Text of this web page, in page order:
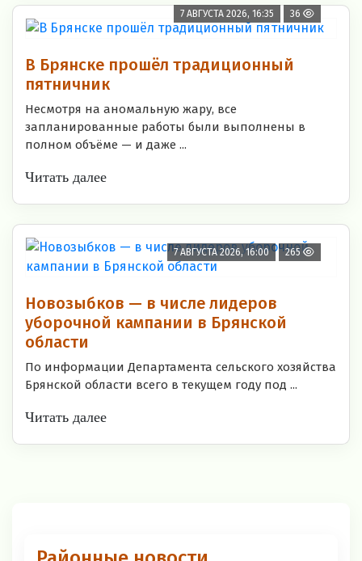
7 АВГУСТА 2026, 16:35 36
В Брянске прошёл традиционный
пятничник
Несмотря на аномальную жару, все
запланированные работы были выполнены в
полном объёме — и даже ...
Читать далее
7 АВГУСТА 2026, 16:00 265
Новозыбков — в числе лидеров
уборочной кампании в Брянской
области
По информации Департамента сельского хозяйства
Брянской области всего в текущем году под ...
Читать далее